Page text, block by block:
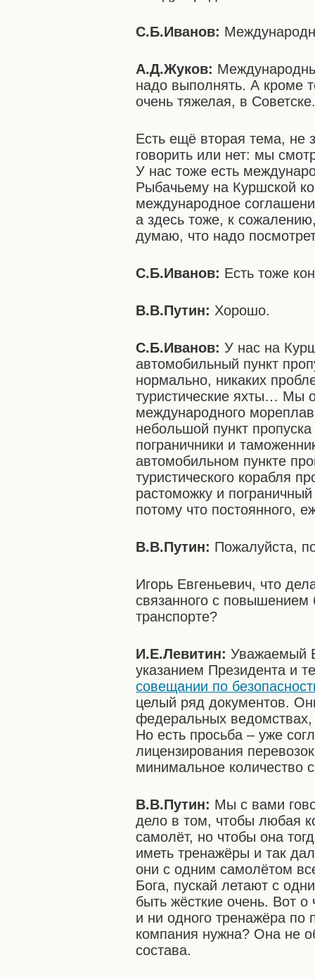
С.Б.Иванов:
А.Д.Жуков:
надо выполнять. А кроме
очень тяжелая, в
Есть ещё вторая тема, не
говорить или нет: мы
У нас тоже есть
Рыбачьему на Куршской
международное
а здесь тоже, к
думаю, что надо
С.Б.Иванов: Есть тоже
В.В.Путин: Хорошо.
С.Б.Иванов:У нас на
автомобильный пункт
нормально, никаких
туристические яхты… Мы
международного
небольшой пункт
пограничники и
автомобильном пункте
туристического корабля
растоможку и
потому что постоянного,
В.В.Путин: Пожалуйста,
Игорь Евгеньевич, что
связанного с повышением
транспорте?
И.Е.Левитин:Уважаемый
указанием Президента и
совещании по
целый ряд документов.
федеральных
Но есть просьба – уже
лицензирования
минимальное количество
В.В.Путин: Мы с вами
дело в том, чтобы любая
самолёт, но чтобы она
иметь тренажёры и так
они с одним самолётом
Бога, пускай летают с
быть жёсткие очень. Вот
и ни одного тренажёра по
компания нужна? Она не
состава.